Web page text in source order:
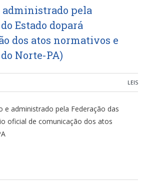
administrado pela
Estado dopará
dos atos normativos e
Norte-PA)
LEIS
administrado pela Federação das
oficial de comunicação dos atos